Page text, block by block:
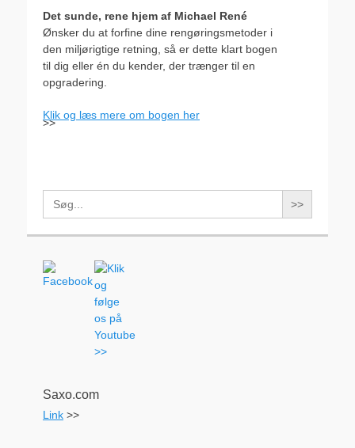
Det sunde, rene hjem af Michael René
Ønsker du at forfine dine rengøringsmetoder i
den miljørigtige retning, så er dette klart bogen
til dig eller én du kender, der trænger til en
opgradering.
Klik og læs mere om bogen her
>>
Search
for:
Saxo.com
Link >>